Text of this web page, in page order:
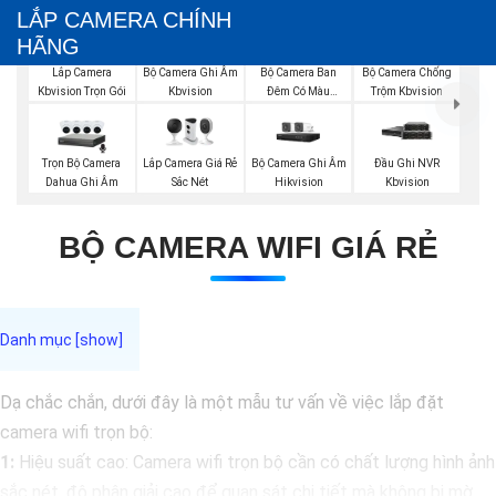
LẮP CAMERA CHÍNH
HÃNG
Lắp Camera
Kbvision Trọn Gói
Bộ Camera Ghi Âm
Kbvision
Bộ Camera Ban
Đêm Có Màu
Bộ Camera Chống
Trộm Kbvision
Trọn Bộ Camera
Dahua Ghi Âm
Lắp Camera Giá Rẻ
Sắc Nét
Bộ Camera Ghi Âm
Hikvision
Đầu Ghi NVR
Kbvision
BỘ CAMERA WIFI GIÁ RẺ
Dạ chắc chắn, dưới đây là một mẫu tư vấn về việc lắp đặt
camera wifi trọn bộ:
1: Hiệu suất cao: Camera wifi trọn bộ cần có chất lượng hình ảnh